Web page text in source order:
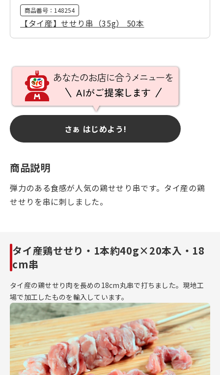
商品番号： 148254
【タイ産】せせり串（35g） 50本
さぁ はじめよう!
商品説明
弾力のある食感が人気の鶏せせり串です。タイ産の鶏
せせりを串に刺しました。
タイ産鶏せせり・1本約40g×20本入・18
cm串
タイ産の鶏せせり肉を長めの18cm丸串で打ちました。現地工
場で加工したものを輸入しています。